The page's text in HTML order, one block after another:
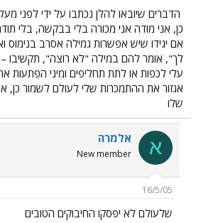
הדברים שיובאו להלן נכתבו על ידִי לפני
כן, אני מודה אני מכורה בלי בבקשה, בלי
אם יגידו שיש אפשרות גמילה אסרב בנימוס
לך", אומר להם במילה "לא רוצה", תקשיבו –
עלי לכפות או לתת תחליפים ומיני הפתעות
אגזור את ההתמכרות שלי לעולם לשמור כן,
שלו
א אלמרה
New member
16/5/05
שלעולם לא יפסקו החיבוקים הטובים